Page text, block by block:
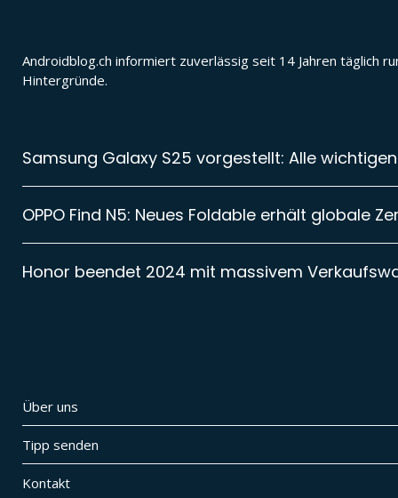
Androidblog.ch informiert zuverlässig seit 14 Jahren täglich
Hintergründe.
Samsung Galaxy S25 vorgestellt: Alle
OPPO Find N5: Neues Foldable erhält globale
Honor beendet 2024 mit massivem
Über uns
Tipp senden
Kontakt